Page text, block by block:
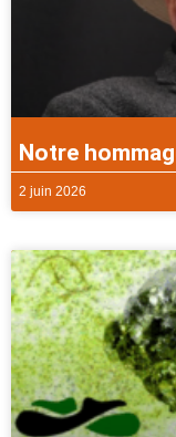
Notre
2 juin 2026